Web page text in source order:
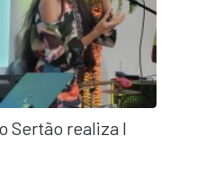
Sertão realiza I